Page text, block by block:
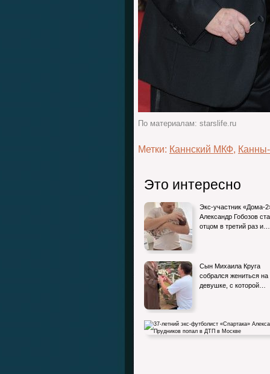
По материалам: starslife.ru
Метки: Каннский МКФ,
Это интересно
Экс-участник «Дома-
Александр Гобозов
отцом в третий раз и…
Сын Михаила Круга
собрался жениться на
девушке, с которой…